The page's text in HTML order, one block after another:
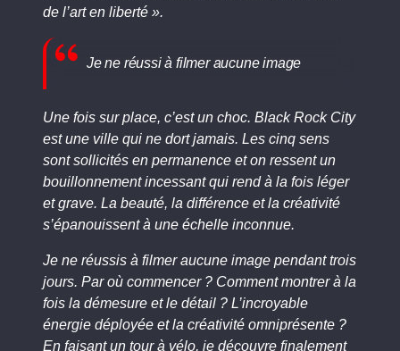
de l’art en liberté ».
Je ne réussi à filmer aucune image
Une fois sur place, c’est un choc. Black Rock City
est une ville qui ne dort jamais. Les cinq sens
sont sollicités en permanence et on ressent un
bouillonnement incessant qui rend à la fois léger
et grave. La beauté, la différence et la créativité
s’épanouissent à une échelle inconnue.
Je ne réussis à filmer aucune image pendant trois
jours. Par où commencer ? Comment montrer à la
fois la démesure et le détail ? L’incroyable
énergie déployée et la créativité omniprésente ?
En faisant un tour à vélo, je découvre finalement